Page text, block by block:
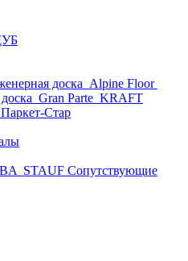
доска Alpine Floor
Gran Parte KRAFT
Паркет-Стар
STAUF Сопутствующие